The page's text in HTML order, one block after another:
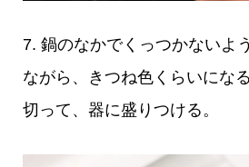
7. 鍋のなかでくっつかないよ
ながら、きつね色くらいにな
切って、器に盛りつける。